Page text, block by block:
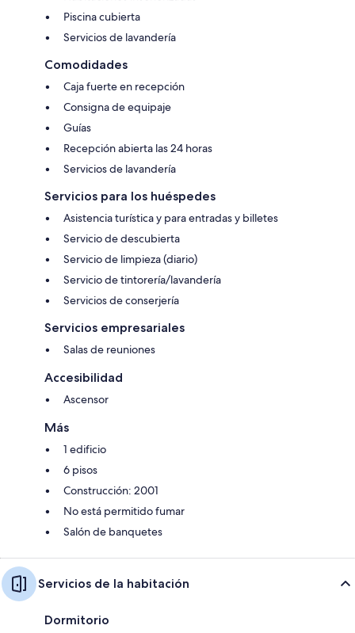
Piscina cubierta
Servicios de lavandería
Comodidades
Caja fuerte en recepción
Consigna de equipaje
Guías
Recepción abierta las 24 horas
Servicios de lavandería
Servicios para los huéspedes
Asistencia turística y para entradas y billetes
Servicio de descubierta
Servicio de limpieza (diario)
Servicio de tintorería/lavandería
Servicios de conserjería
Servicios empresariales
Salas de reuniones
Accesibilidad
Ascensor
Más
1 edificio
6 pisos
Construcción: 2001
No está permitido fumar
Salón de banquetes
Servicios de la habitación
Dormitorio